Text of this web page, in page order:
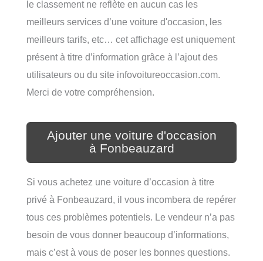
le classement ne reflète en aucun cas les
meilleurs services d’une voiture d'occasion, les
meilleurs tarifs, etc… cet affichage est uniquement
présent à titre d’information grâce à l’ajout des
utilisateurs ou du site infovoitureoccasion.com.
Merci de votre compréhension.
Ajouter une voiture d'occasion
à Fonbeauzard
Si vous achetez une voiture d’occasion à titre
privé à Fonbeauzard, il vous incombera de repérer
tous ces problèmes potentiels. Le vendeur n’a pas
besoin de vous donner beaucoup d’informations,
mais c’est à vous de poser les bonnes questions.